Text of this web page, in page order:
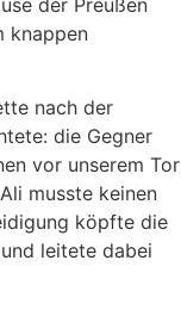
knappen
nach der
die Gegner
vor unserem Tor
musste keinen
köpfte die
leitete dabei